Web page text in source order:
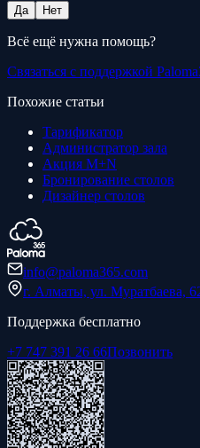
Да Нет
Всё ещё нужна помощь?
Связаться с поддержкой
Похожие статьи
Тарификатор
Администратор зала
Акция M+N
Бронирование столов
Дизайнер столов
info@paloma365.com
г. Алматы, ул. Муратбаева,
Поддержка бесплатно
+7 747 391 26 66Позвонить